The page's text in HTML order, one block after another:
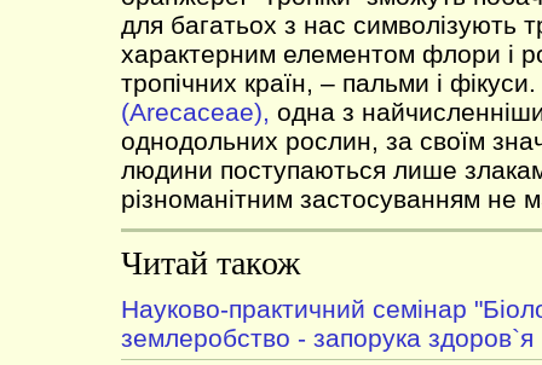
для багатьох з нас символізують
характерним елементом флори і
тропічних країн, – пальми і фікуси.
(Arecaceae), одна з
однодольних рослин, за своїм
людини поступаються лише
різноманітним застосуванням не
Читай також
Науково-практичний семінар
землеробство - запорука здоров`я